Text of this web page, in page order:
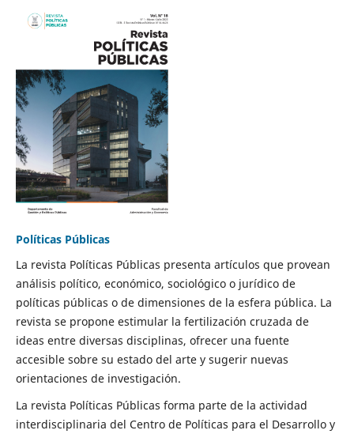
Políticas Públicas
La revista Políticas Públicas presenta artículos que provean
análisis político, económico, sociológico o jurídico de
políticas públicas o de dimensiones de la esfera pública. La
revista se propone estimular la fertilización cruzada de
ideas entre diversas disciplinas, ofrecer una fuente
accesible sobre su estado del arte y sugerir nuevas
orientaciones de investigación.
La revista Políticas Públicas forma parte de la actividad
interdisciplinaria del Centro de Políticas para el Desarrollo y